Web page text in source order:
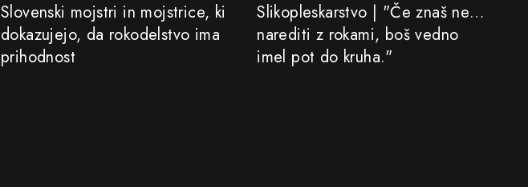
Slovenski mojstri in mojstrice, ki
dokazujejo, da rokodelstvo ima
prihodnost
Slikopleskarstvo | "Če znaš nekaj
narediti z rokami, boš vedno
imel pot do kruha."